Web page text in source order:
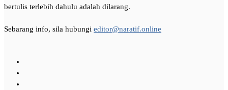
bertulis terlebih dahulu adalah dilarang.
Sebarang info, sila hubungi editor@naratif.online